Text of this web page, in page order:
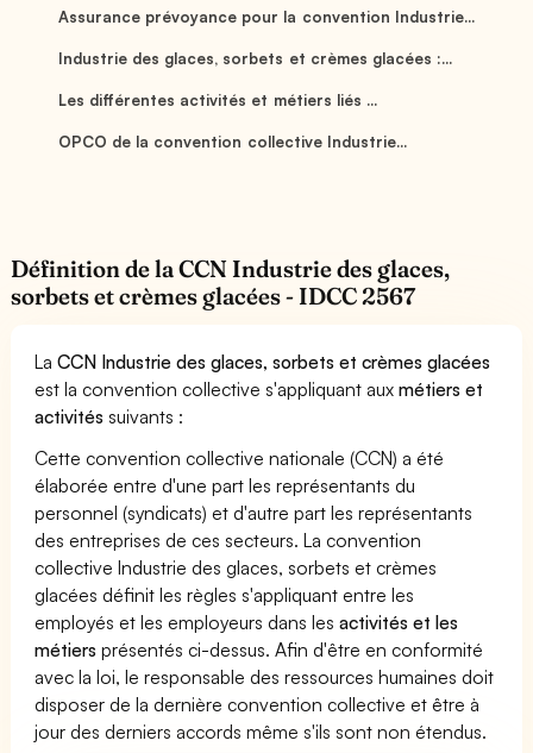
Assurance prévoyance pour la convention Industrie...
Industrie des glaces, sorbets et crèmes glacées :...
Les différentes activités et métiers liés ...
OPCO de la convention collective Industrie...
Définition de la CCN Industrie des glaces,
sorbets et crèmes glacées - IDCC 2567
LaCCN Industrie des glaces, sorbets et crèmes glacées
est la convention collective s'appliquant auxmétiers et
activités suivants :
Cette convention collective nationale (CCN) a été
élaborée entre d'une part les représentants du
personnel (syndicats) et d'autre part les représentants
des entreprises de ces secteurs. La convention
collective Industrie des glaces, sorbets et crèmes
glacées définit les règles s'appliquant entre les
employés et les employeurs dans lesactivités et les
métiers présentés ci-dessus. Afin d'être en conformité
avec la loi, le responsable des ressources humaines doit
disposer de la dernière convention collective et être à
jour des derniers accords même s'ils sont non étendus.